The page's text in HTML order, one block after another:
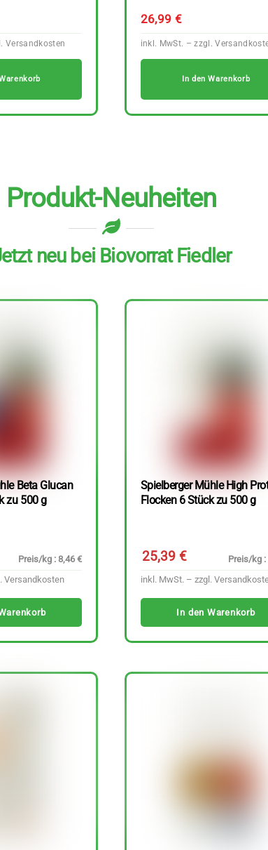
26,99 €
In den Warenkorb
Produkt-Neuheiten
neu bei Biovorrat Fiedler
Beta Glucan
zu 500 g
Preis/kg : 8,46 €
Versandkosten
Spielberger Mühle High
Flocken 6 Stück zu 500 g
25,39 €
Preis/kg :
inkl. MwSt. – zzgl.
In den Warenkorb